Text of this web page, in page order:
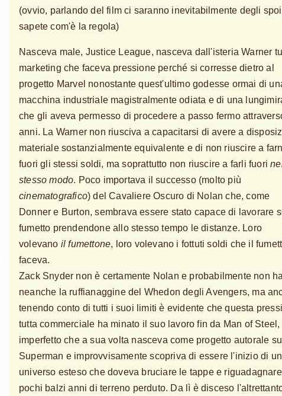
(ovvio, parlando del film ci saranno inevitabilmente degli
sapete com'è la regola)
Nasceva male, Justice League, nasceva dall'isteria Warner
marketing che faceva pressione perché si corresse dietro al
progetto Marvel nonostante quest'ultimo godesse ormai di
macchina industriale magistralmente odiata e di una
che gli aveva permesso di procedere a passo fermo
anni. La Warner non riusciva a capacitarsi di avere a
materiale sostanzialmente equivalente e di non riuscire a
fuori gli stessi soldi, ma soprattutto non riuscire a farli fuori
stesso modo. Poco importava il successo (molto più
cinematografico) del Cavaliere Oscuro di Nolan che, come
Donner e Burton, sembrava essere stato capace di lavorare
fumetto prendendone allo stesso tempo le distanze. Loro
volevano il fumettone, loro volevano i fottuti soldi che il
faceva.
Zack Snyder non è certamente Nolan e probabilmente non ha
neanche la ruffianaggine del Whedon degli Avengers, ma
tenendo conto di tutti i suoi limiti è evidente che questa
tutta commerciale ha minato il suo lavoro fin da Man of Steel,
imperfetto che a sua volta nasceva come progetto autorale su
Superman e improvvisamente scopriva di essere l'inizio di un
universo esteso che doveva bruciare le tappe e
pochi balzi anni di terreno perduto. Da lì è disceso